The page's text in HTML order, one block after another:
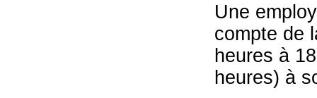
Une
compte de
heures à
heures) à